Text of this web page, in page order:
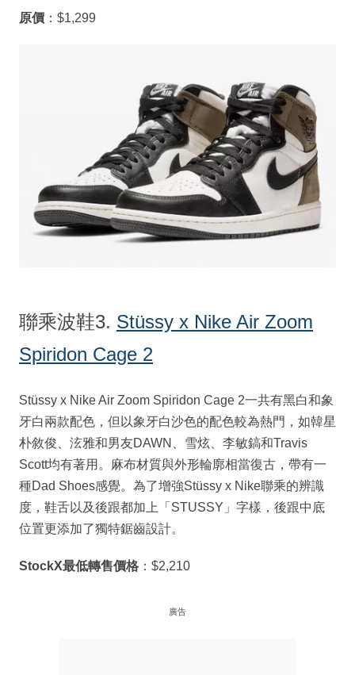
原價 ：$1,299
聯乘波鞋3. Stüssy x Nike Air Zoom
Spiridon Cage 2
Stüssy x Nike Air Zoom Spiridon Cage 2一共有黑白和象
牙白兩款配色，但以象牙白沙色的配色較為熱門，如韓星
朴敘俊、泫雅和男友DAWN、雪炫、李敏鎬和Travis
Scott均有著用。麻布材質與外形輪廓相當復古，帶有一
種Dad Shoes感覺。為了增強Stüssy x Nike聯乘的辨識
度，鞋舌以及後跟都加上「STUSSY」字樣，後跟中底
位置更添加了獨特鋸齒設計。
StockX最低轉售價格 ：$2,210
廣告